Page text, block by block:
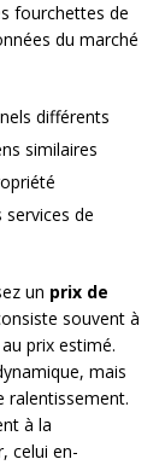
fourchettes de
du marché
différents
similaires
services de
un prix de
souvent à
prix estimé.
mais
ralentissement.
à la
celui en-